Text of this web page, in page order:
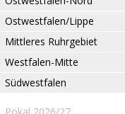
Ostwestfalen/Lippe
Mittleres Ruhrgebiet
Westfalen-Mitte
Südwestfalen